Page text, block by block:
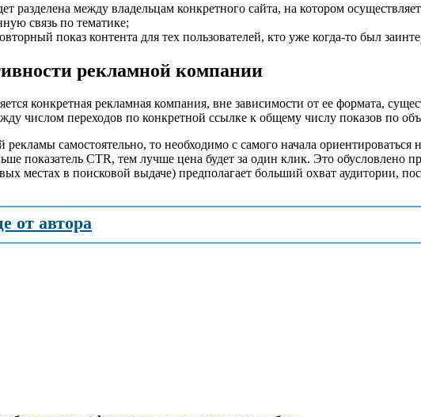
разделена между владельцам конкретного сайта, на котором
связь по тематике;
показ контента для тех пользователей, кто уже когда-то был
рекламной компании
конкретная рекламная компания, вне зависимости от ее формата,
числом переходов по конкретной ссылке к общему числу показов по
самостоятельно, то необходимо с самого начала ориентироваться
показатель CTR, тем лучше цена будет за один клик. Это
местах в поисковой выдаче) предполагает больший охват аудитории,
от автора